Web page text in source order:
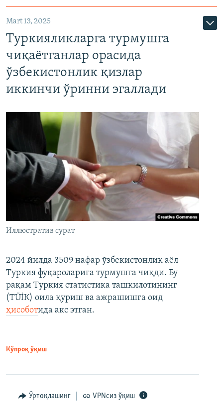
Mart 13, 2025
Туркияликларга турмушга
чиқаётганлар орасида
ўзбекистонлик қизлар
иккинчи ўринни эгаллади
Иллюстратив сурат
2024 йилда 3509 нафар ўзбекистонлик аёл
Туркия фуқароларига турмушга чиқди. Бу
рақам Туркия статистика ташкилотининг
(ТÜİК) оила қуриш ва ажрашишга оид
ҳисоботида акс этган.
Кўпроқ ўқиш
Ўртоқлашинг VPNсиз ўқиш